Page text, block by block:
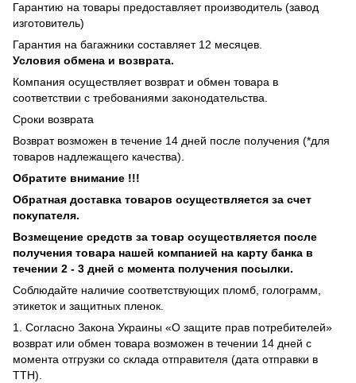
Гарантию на товары предоставляет производитель (завод
изготовитель)
Гарантия на багажники составляет 12 месяцев.
Условия обмена и возврата.
Компания осуществляет возврат и обмен товара в
соответствии с требованиями законодательства.
Сроки возврата
Возврат возможен в течение 14 дней после получения (*для
товаров надлежащего качества).
Обратите внимание !!!
Обратная доставка товаров осуществляется за счет
покупателя.
Возмещение средств за товар осуществляется после
получения товара нашей компанией на карту банка в
течении 2 - 3 дней с момента получения посылки.
Соблюдайте наличие соответствующих пломб, голограмм,
этикеток и защитных пленок.
1. Согласно Закона Украины «О защите прав потребителей»
возврат или обмен товара возможен в течении 14 дней с
момента отгрузки со склада отправителя (дата отправки в
ТТН).